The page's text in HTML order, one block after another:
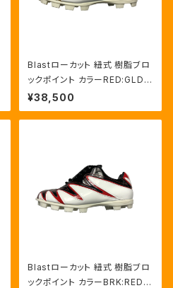
Blastローカット 紐式 樹脂ブロ
ックポイント カラーRED:GLD/
HWT
¥38,500
Blastローカット 紐式 樹脂ブロ
ックポイント カラーBRK:RED/